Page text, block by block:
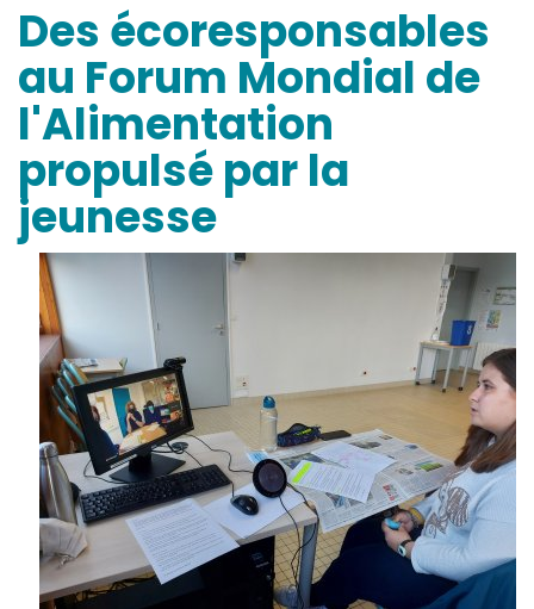
Des écoresponsables
au Forum Mondial de
l'Alimentation
propulsé par la
jeunesse